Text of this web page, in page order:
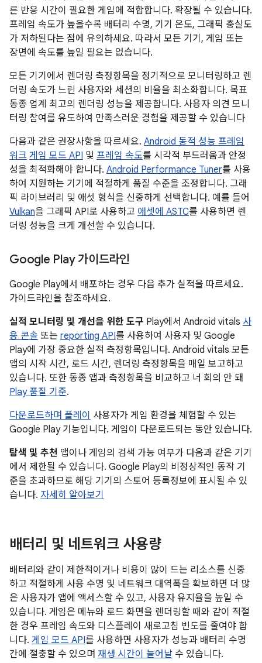
른 반응 시간이 필요한 게임에 적합합니다. 확장될 수 있습니다.
프레임 속도가 높을수록 배터리 수명, 기기 온도, 그래픽 충실도
가 저하된다는 점에 유의하세요. 따라서 모든 기기, 게임 또는
장면에 속도를 높일 필요는 없습니다.
모든 기기에서 렌더링 측정항목을 정기적으로 모니터링하고 렌
더링 속도가 느린 사용자와 세션의 비율을 최소화합니다. 목표
동종 업계 최고의 렌더링 성능을 제공합니다. 사용자 의견 모니
터링 참여를 유도하여 만족스러운 경험을 제공할 수 있습니다
다음과 같은 권장사항을 따르세요. Android 동적 성능 프레임
워크 게임 모드 API 및 프레임 속도를 시각적 부드러움과 안정
성을 최적화해야 합니다. Android Performance Tuner를 사용
하여 지원하는 기기에 적절하게 품질 수준을 조정합니다. 그래
픽 라이브러리 및 애셋 형식을 신중하게 선택합니다. 예를 들어
Vulkan을 그래픽 API로 사용하고 애셋에 ASTC를 사용하면 렌
더링 성능을 크게 개선할 수 있습니다.
Google Play 가이드라인
Google Play에서 배포하는 경우 다음 추가 실적을 따르세요.
가이드라인을 참조하세요.
실적 모니터링 및 개선을 위한 도구 Play에서 Android vitals 사
용 콘솔 또는 reporting API를 사용하여 사용자 및 Google
Play에 가장 중요한 실적 측정항목입니다. Android vitals 모든
앱의 시작 시간, 로드 시간, 렌더링 측정항목을 매일 보고하고
있습니다. 또한 동종 앱과 측정항목을 비교하고 너 회의 안 돼
Play 품질 기준.
다운로드하며 플레이 사용자가 게임 환경을 체험할 수 있는
Google Play 기능입니다. 게임이 다운로드되는 동안 있습니다.
탐색 및 추천 앱이나 게임의 검색 가능 여부가 다음과 같은 기기
에서 제한될 수 있습니다. Google Play의 비정상적인 동작 기
준을 초과하므로 해당 기기의 스토어 등록정보에 표시될 수 있
습니다. 자세히 알아보기
배터리 및 네트워크 사용량
배터리와 같이 제한적이거나 비용이 많이 드는 리소스를 신중
하고 적절하게 사용 수명 및 네트워크 대역폭을 확보하면 더 많
은 사용자가 앱에 액세스할 수 있고, 사용자 유지율을 높일 수
있습니다. 게임은 메뉴와 로드 화면을 렌더링할 때와 같이 적절
한 경우 프레임 속도와 디스플레이 새로고침 빈도를 줄여야 합
니다. 게임 모드 API를 사용하면 사용자가 성능과 배터리 수명
간에 절충할 수 있으며 재생 시간이 늘어날 수 있습니다.